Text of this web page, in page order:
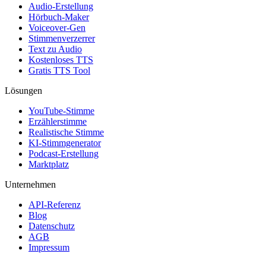
Audio-Erstellung
Hörbuch-Maker
Voiceover-Gen
Stimmenverzerrer
Text zu Audio
Kostenloses TTS
Gratis TTS Tool
Lösungen
YouTube-Stimme
Erzählerstimme
Realistische Stimme
KI-Stimmgenerator
Podcast-Erstellung
Marktplatz
Unternehmen
API-Referenz
Blog
Datenschutz
AGB
Impressum